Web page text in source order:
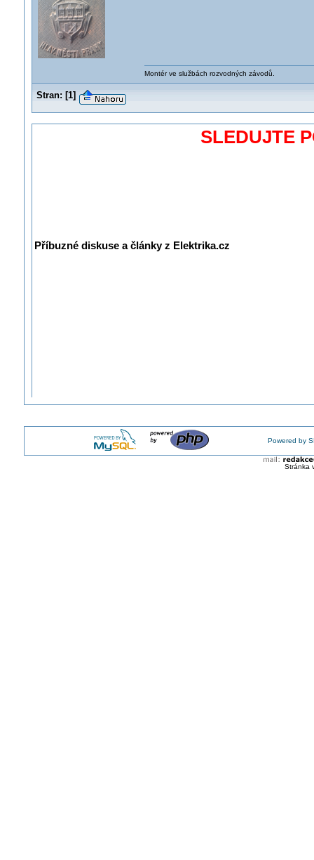
Montér ve službách rozvodných závodů.
Stran: [1]
SLEDUJTE
Příbuzné diskuse a články z Elektrika.cz
Powered by
Stránka